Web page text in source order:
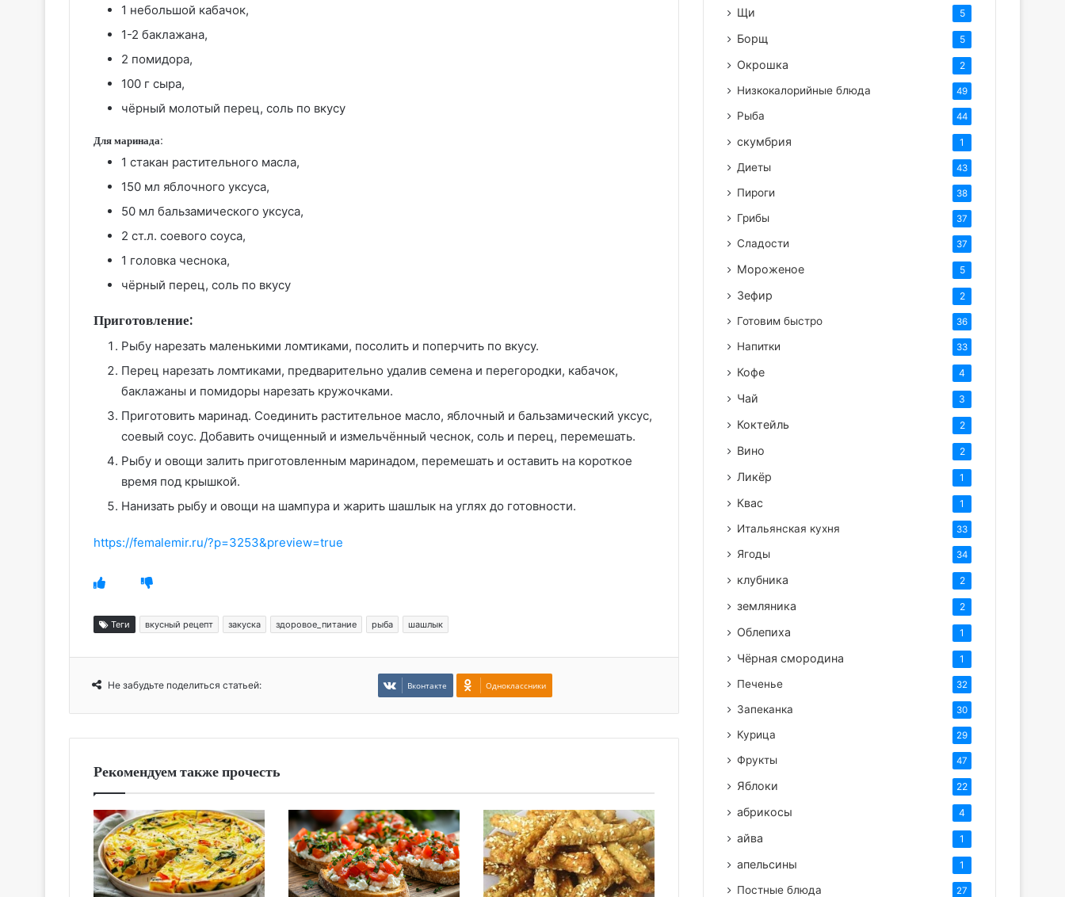
1 небольшой кабачок,
1-2 баклажана,
2 помидора,
100 г сыра,
чёрный молотый перец, соль по вкусу
Для маринада:
1 стакан растительного масла,
150 мл яблочного уксуса,
50 мл бальзамического уксуса,
2 ст.л. соевого соуса,
1 головка чеснока,
чёрный перец, соль по вкусу
Приготовление:
Рыбу нарезать маленькими ломтиками, посолить и поперчить по вкусу.
Перец нарезать ломтиками, предварительно удалив семена и перегородки, кабачок,
баклажаны и помидоры нарезать кружочками.
Приготовить маринад. Соединить растительное масло, яблочный и бальзамический уксус,
соевый соус. Добавить очищенный и измельчённый чеснок, соль и перец, перемешать.
Рыбу и овощи залить приготовленным маринадом, перемешать и оставить на короткое
время под крышкой.
Нанизать рыбу и овощи на шампура и жарить шашлык на углях до готовности.
https://femalemir.ru/?p=3253&preview=true
Теги вкусный рецепт закуска здоровое_питание рыба шашлык
Не забудьте поделиться статьей: Вконтакте Одноклассники
Рекомендуем также прочесть
Щи 5
Борщ 5
Окрошка 2
Низкокалорийные блюда 49
Рыба 44
скумбрия 1
Диеты 43
Пироги 38
Грибы 37
Сладости 37
Мороженое 5
Зефир 2
Готовим быстро 36
Напитки 33
Кофе 4
Чай 3
Коктейль 2
Вино 2
Ликёр 1
Квас 1
Итальянская кухня 33
Ягоды 34
клубника 2
земляника 2
Облепиха 1
Чёрная смородина 1
Печенье 32
Запеканка 30
Курица 29
Фрукты 47
Яблоки 22
абрикосы 4
айва 1
апельсины 1
Постные блюда 27